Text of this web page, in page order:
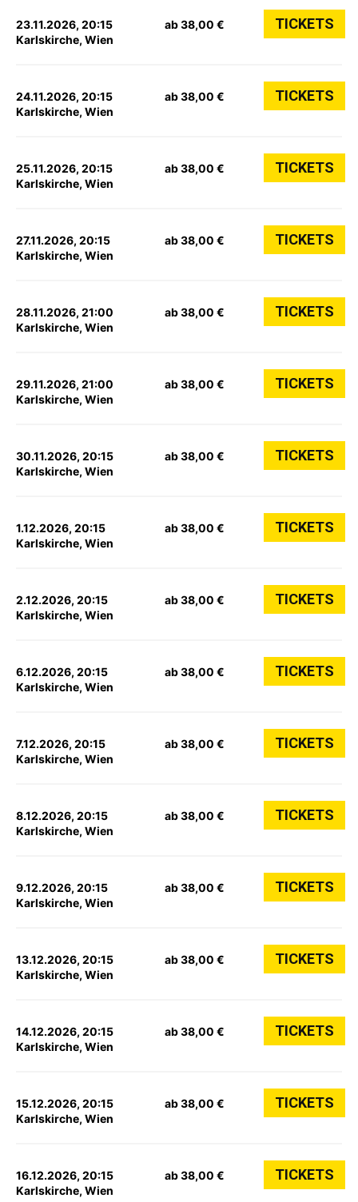
23.11.2026, 20:15
Karlskirche, Wien
ab 38,00 € TICKETS
24.11.2026, 20:15
Karlskirche, Wien
ab 38,00 € TICKETS
25.11.2026, 20:15
Karlskirche, Wien
ab 38,00 € TICKETS
27.11.2026, 20:15
Karlskirche, Wien
ab 38,00 € TICKETS
28.11.2026, 21:00
Karlskirche, Wien
ab 38,00 € TICKETS
29.11.2026, 21:00
Karlskirche, Wien
ab 38,00 € TICKETS
30.11.2026, 20:15
Karlskirche, Wien
ab 38,00 € TICKETS
1.12.2026, 20:15
Karlskirche, Wien
ab 38,00 € TICKETS
2.12.2026, 20:15
Karlskirche, Wien
ab 38,00 € TICKETS
6.12.2026, 20:15
Karlskirche, Wien
ab 38,00 € TICKETS
7.12.2026, 20:15
Karlskirche, Wien
ab 38,00 € TICKETS
8.12.2026, 20:15
Karlskirche, Wien
ab 38,00 € TICKETS
9.12.2026, 20:15
Karlskirche, Wien
ab 38,00 € TICKETS
13.12.2026, 20:15
Karlskirche, Wien
ab 38,00 € TICKETS
14.12.2026, 20:15
Karlskirche, Wien
ab 38,00 € TICKETS
15.12.2026, 20:15
Karlskirche, Wien
ab 38,00 € TICKETS
16.12.2026, 20:15
Karlskirche, Wien
ab 38,00 € TICKETS